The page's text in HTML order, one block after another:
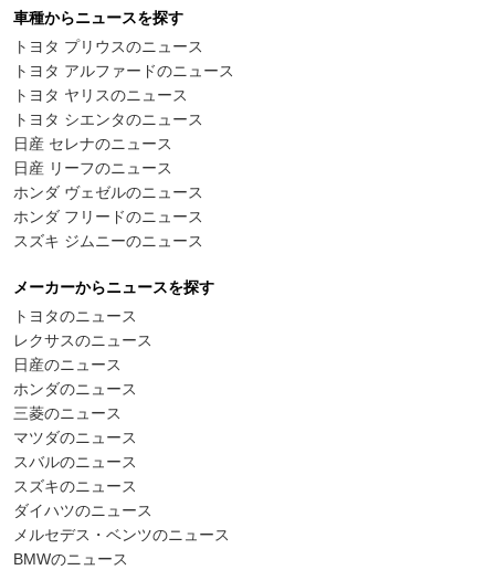
車種からニュースを探す
トヨタ プリウスのニュース
トヨタ アルファードのニュース
トヨタ ヤリスのニュース
トヨタ シエンタのニュース
日産 セレナのニュース
日産 リーフのニュース
ホンダ ヴェゼルのニュース
ホンダ フリードのニュース
スズキ ジムニーのニュース
メーカーからニュースを探す
トヨタのニュース
レクサスのニュース
日産のニュース
ホンダのニュース
三菱のニュース
マツダのニュース
スバルのニュース
スズキのニュース
ダイハツのニュース
メルセデス・ベンツのニュース
BMWのニュース